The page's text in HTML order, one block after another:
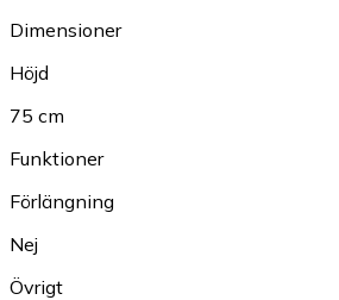
Dimensioner
Höjd
75 cm
Funktioner
Förlängning
Nej
Övrigt